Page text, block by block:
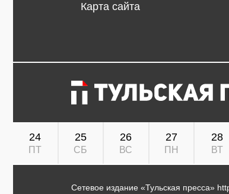
Карта сайта
24
ПТ
25
СБ
26
ВС
27
ПН
28
ВТ
Сетевое издание «Тульская пресса»